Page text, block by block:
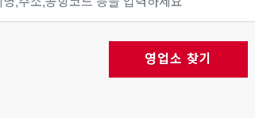
영업소 찾기